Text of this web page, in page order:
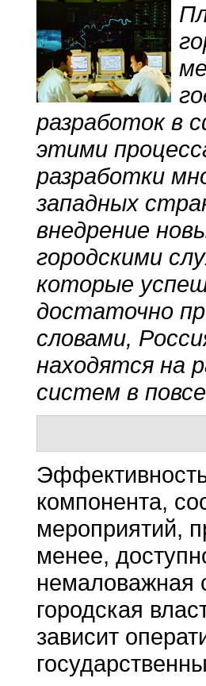
разработок в
этими
разработки
западных
внедрение
городскими
которые
достаточно
словами,
находятся на
систем в
компонента,
мероприятий,
менее,
немаловажная
городская
зависит